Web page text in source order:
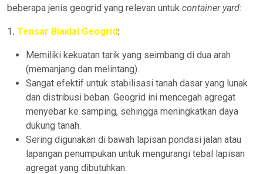
beberapa jenis geogrid yang relevan untuk container yard:
1. Tensar Biaxial Geogrid:
Memiliki kekuatan tarik yang seimbang di dua arah
(memanjang dan melintang).
Sangat efektif untuk stabilisasi tanah dasar yang lunak
dan distribusi beban. Geogrid ini mencegah agregat
menyebar ke samping, sehingga meningkatkan daya
dukung tanah.
Sering digunakan di bawah lapisan pondasi jalan atau
lapangan penumpukan untuk mengurangi tebal lapisan
agregat yang dibutuhkan.